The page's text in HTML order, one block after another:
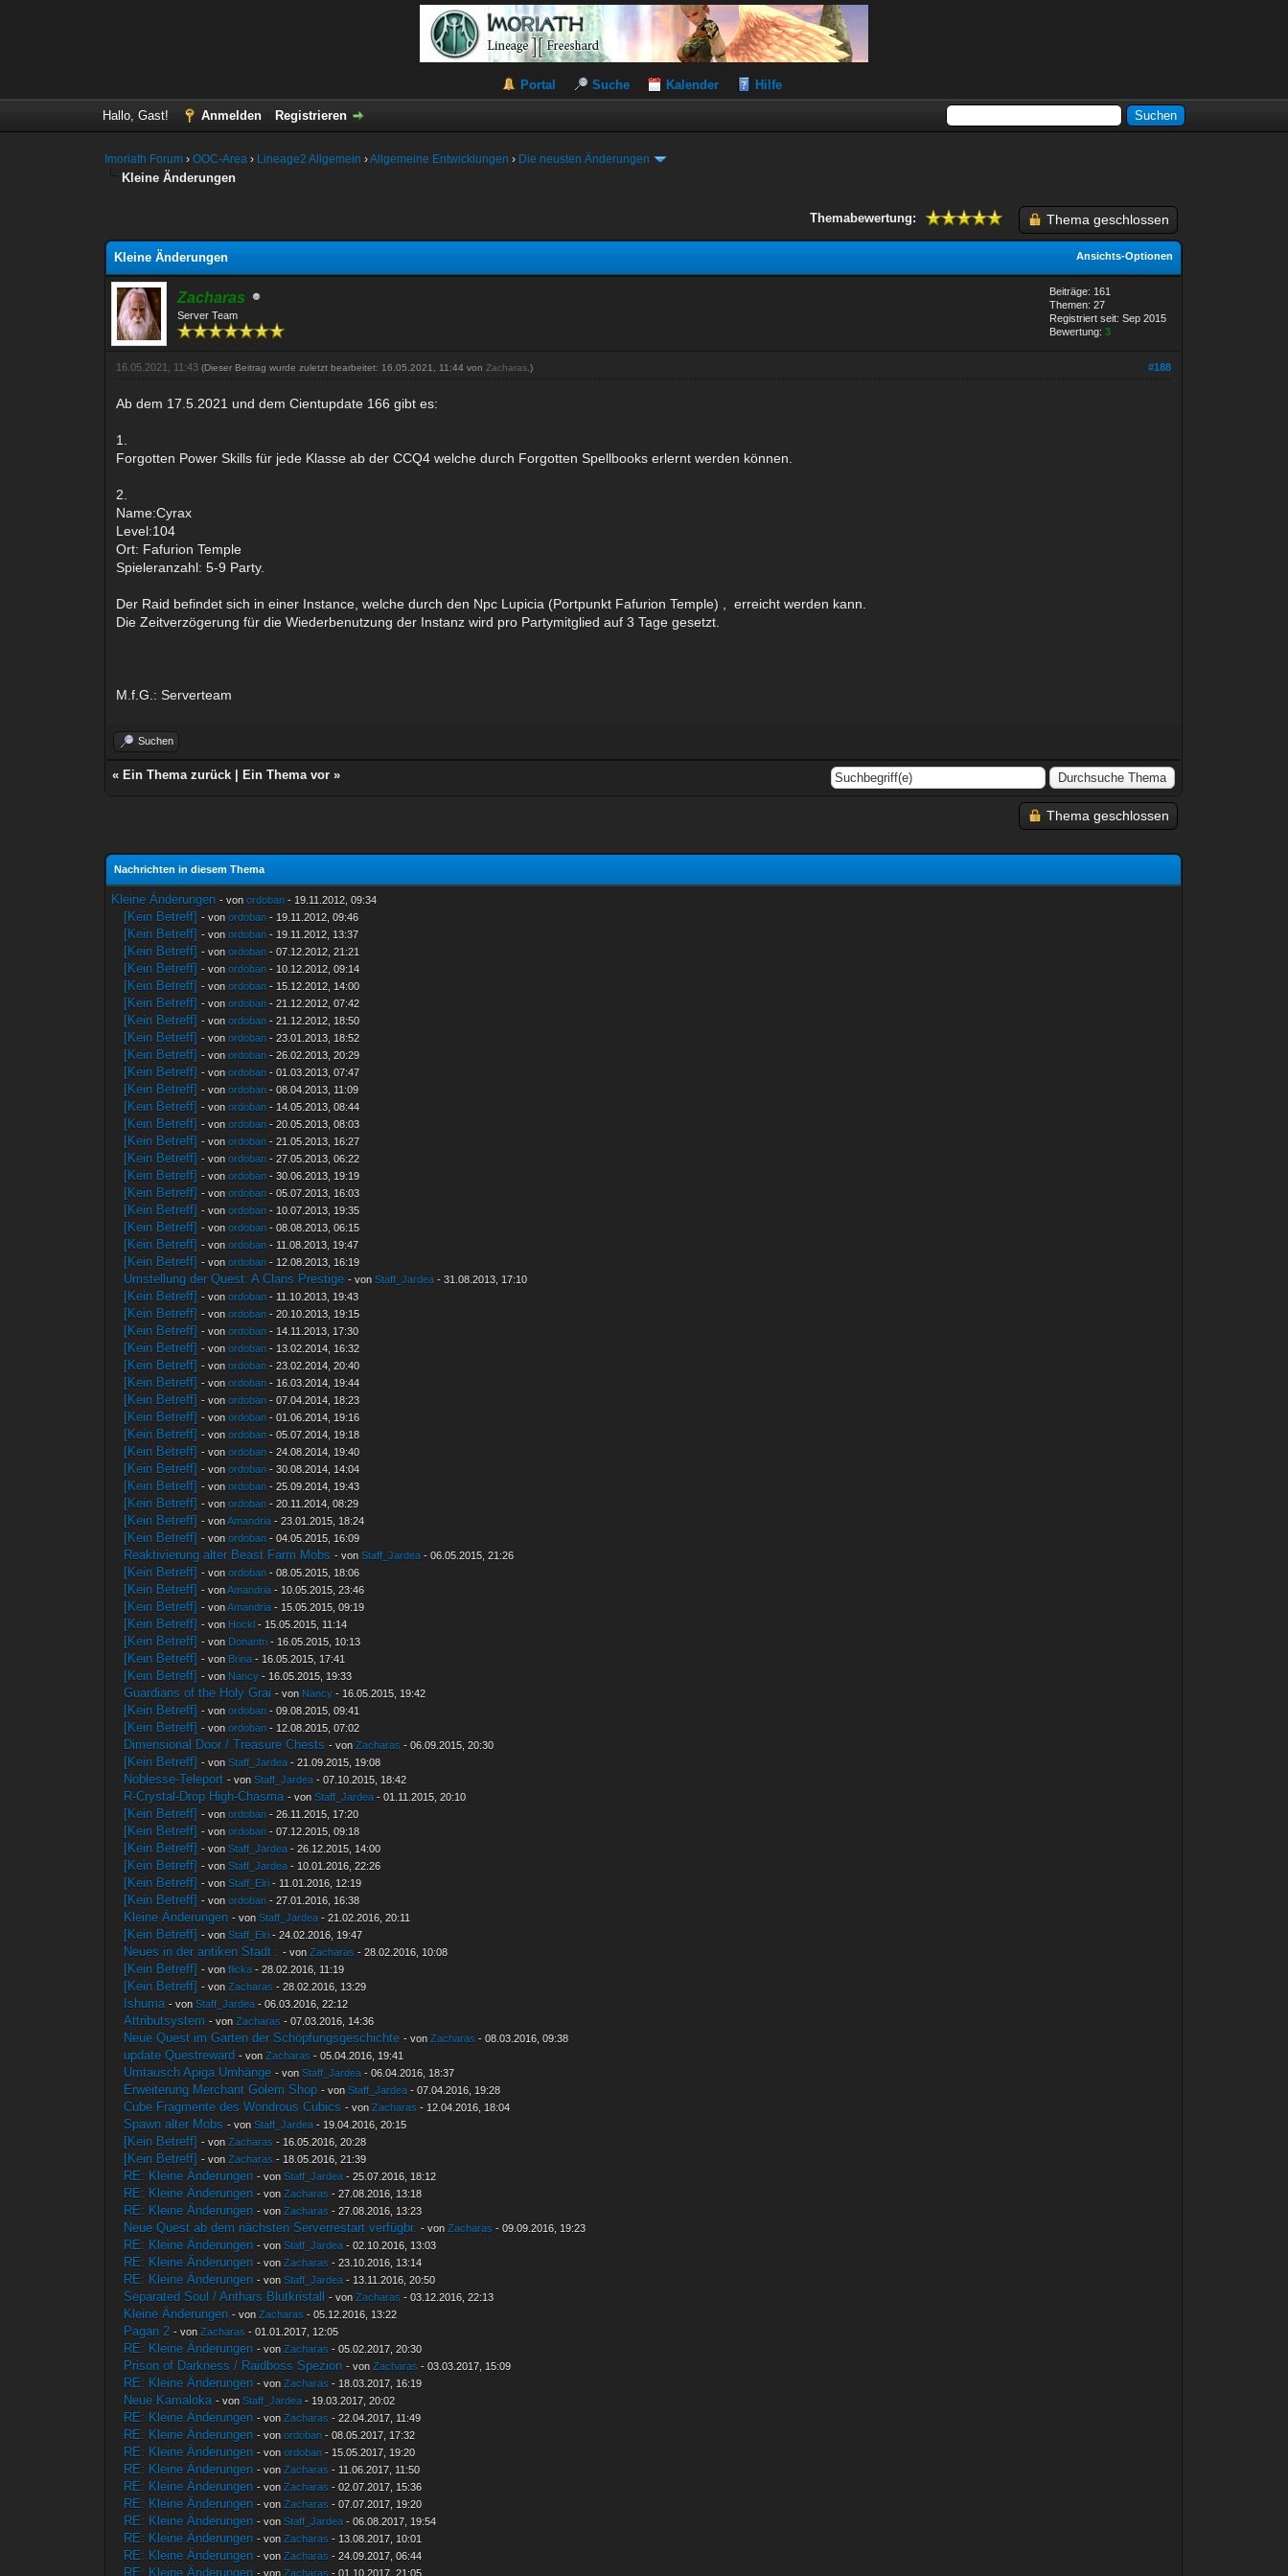
Portal Suche Kalender Hilfe
Hallo, Gast! Anmelden Registrieren
Imoriath Forum ›OOC-Area › Lineage2 Allgemein ›Allgemeine Entwicklungen › Die neusten Änderungen
Kleine Änderungen
Thema geschlossen
Themabewertung:
Ansichts-Optionen
Kleine Änderungen
Zacharas
Server Team
Beiträge: 161
Themen: 27
Registriert seit: Sep 2015
Bewertung:3
#188
16.05.2021, 11:43(Dieser Beitrag wurde zuletzt bearbeitet: 16.05.2021, 11:44 von Zacharas .)
Ab dem 17.5.2021 und dem Cientupdate 166 gibt es:
1.
Forgotten Power Skills für jede Klasse ab der CCQ4 welche durch Forgotten Spellbooks erlernt werden können.
2.
Name:Cyrax
Level:104
Ort: Fafurion Temple
Spieleranzahl: 5-9 Party.
Der Raid befindet sich in einer Instance, welche durch den Npc Lupicia (Portpunkt Fafurion Temple) , erreicht werden kann.
Die Zeitverzögerung für die Wiederbenutzung der Instanz wird pro Partymitglied auf 3 Tage gesetzt.
M.f.G.: Serverteam
Suchen
« Ein Thema zurück Ein Thema vor »
Thema geschlossen
Nachrichten in diesem Thema
Kleine Änderungen - vonordoban - 19.11.2012, 09:34
[Kein Betreff] - vonordoban - 19.11.2012, 09:46
[Kein Betreff] - vonordoban - 19.11.2012, 13:37
[Kein Betreff] - vonordoban - 07.12.2012, 21:21
[Kein Betreff] - vonordoban - 10.12.2012, 09:14
[Kein Betreff] - vonordoban - 15.12.2012, 14:00
[Kein Betreff] - vonordoban - 21.12.2012, 07:42
[Kein Betreff] - vonordoban - 21.12.2012, 18:50
[Kein Betreff] - vonordoban - 23.01.2013, 18:52
[Kein Betreff] - vonordoban - 26.02.2013, 20:29
[Kein Betreff] - vonordoban - 01.03.2013, 07:47
[Kein Betreff] - vonordoban - 08.04.2013, 11:09
[Kein Betreff] - vonordoban - 14.05.2013, 08:44
[Kein Betreff] - vonordoban - 20.05.2013, 08:03
[Kein Betreff] - vonordoban - 21.05.2013, 16:27
[Kein Betreff] - vonordoban - 27.05.2013, 06:22
[Kein Betreff] - vonordoban - 30.06.2013, 19:19
[Kein Betreff] - vonordoban - 05.07.2013, 16:03
[Kein Betreff] - vonordoban - 10.07.2013, 19:35
[Kein Betreff] - vonordoban - 08.08.2013, 06:15
[Kein Betreff] - vonordoban - 11.08.2013, 19:47
[Kein Betreff] - vonordoban - 12.08.2013, 16:19
Umstellung der Quest: A Clans Prestige - vonStaff_Jardea - 31.08.2013, 17:10
[Kein Betreff] - vonordoban - 11.10.2013, 19:43
[Kein Betreff] - vonordoban - 20.10.2013, 19:15
[Kein Betreff] - vonordoban - 14.11.2013, 17:30
[Kein Betreff] - vonordoban - 13.02.2014, 16:32
[Kein Betreff] - vonordoban - 23.02.2014, 20:40
[Kein Betreff] - vonordoban - 16.03.2014, 19:44
[Kein Betreff] - vonordoban - 07.04.2014, 18:23
[Kein Betreff] - vonordoban - 01.06.2014, 19:16
[Kein Betreff] - vonordoban - 05.07.2014, 19:18
[Kein Betreff] - vonordoban - 24.08.2014, 19:40
[Kein Betreff] - vonordoban - 30.08.2014, 14:04
[Kein Betreff] - vonordoban - 25.09.2014, 19:43
[Kein Betreff] - vonordoban - 20.11.2014, 08:29
[Kein Betreff] - vonAmandria - 23.01.2015, 18:24
[Kein Betreff] - vonordoban - 04.05.2015, 16:09
Reaktivierung alter Beast Farm Mobs - vonStaff_Jardea - 06.05.2015, 21:26
[Kein Betreff] - vonordoban - 08.05.2015, 18:06
[Kein Betreff] - vonAmandria - 10.05.2015, 23:46
[Kein Betreff] - vonAmandria - 15.05.2015, 09:19
[Kein Betreff] - von Hockl - 15.05.2015, 11:14
[Kein Betreff] - von Donantri - 16.05.2015, 10:13
[Kein Betreff] - von Brina - 16.05.2015, 17:41
[Kein Betreff] - von Nancy - 16.05.2015, 19:33
Guardians of the Holy Grai - von Nancy - 16.05.2015, 19:42
[Kein Betreff] - vonordoban - 09.08.2015, 09:41
[Kein Betreff] - vonordoban - 12.08.2015, 07:02
Dimensional Door / Treasure Chests - vonZacharas - 06.09.2015, 20:30
[Kein Betreff] - vonStaff_Jardea - 21.09.2015, 19:08
Noblesse-Teleport - vonStaff_Jardea - 07.10.2015, 18:42
R-Crystal-Drop High-Chasma - vonStaff_Jardea - 01.11.2015, 20:10
[Kein Betreff] - vonordoban - 26.11.2015, 17:20
[Kein Betreff] - vonordoban - 07.12.2015, 09:18
[Kein Betreff] - vonStaff_Jardea - 26.12.2015, 14:00
[Kein Betreff] - vonStaff_Jardea - 10.01.2016, 22:26
[Kein Betreff] - vonStaff_Elri - 11.01.2016, 12:19
[Kein Betreff] - vonordoban - 27.01.2016, 16:38
Kleine Änderungen - vonStaff_Jardea - 21.02.2016, 20:11
[Kein Betreff] - vonStaff_Elri - 24.02.2016, 19:47
Neues in der antiken Stadt : - vonZacharas - 28.02.2016, 10:08
[Kein Betreff] - vonflicka - 28.02.2016, 11:19
[Kein Betreff] - vonZacharas - 28.02.2016, 13:29
Ishuma - vonStaff_Jardea - 06.03.2016, 22:12
Attributsystem - vonZacharas - 07.03.2016, 14:36
Neue Quest im Garten der Schöpfungsgeschichte - vonZacharas - 08.03.2016, 09:38
update Questreward - vonZacharas - 05.04.2016, 19:41
Umtausch Apiga Umhänge - vonStaff_Jardea - 06.04.2016, 18:37
Erweiterung Merchant Golem Shop - vonStaff_Jardea - 07.04.2016, 19:28
Cube Fragmente des Wondrous Cubics - vonZacharas - 12.04.2016, 18:04
Spawn alter Mobs - vonStaff_Jardea - 19.04.2016, 20:15
[Kein Betreff] - vonZacharas - 16.05.2016, 20:28
[Kein Betreff] - vonZacharas - 18.05.2016, 21:39
RE: Kleine Änderungen - vonStaff_Jardea - 25.07.2016, 18:12
RE: Kleine Änderungen - vonZacharas - 27.08.2016, 13:18
RE: Kleine Änderungen - vonZacharas - 27.08.2016, 13:23
Neue Quest ab dem nächsten Serverrestart verfügbr. - vonZacharas - 09.09.2016, 19:23
RE: Kleine Änderungen - vonStaff_Jardea - 02.10.2016, 13:03
RE: Kleine Änderungen - vonZacharas - 23.10.2016, 13:14
RE: Kleine Änderungen - vonStaff_Jardea - 13.11.2016, 20:50
Separated Soul / Anthars Blutkristall - vonZacharas - 03.12.2016, 22:13
Kleine Änderungen - vonZacharas - 05.12.2016, 13:22
Pagan 2 - vonZacharas - 01.01.2017, 12:05
RE: Kleine Änderungen - vonZacharas - 05.02.2017, 20:30
Prison of Darkness / Raidboss Spezion - vonZacharas - 03.03.2017, 15:09
RE: Kleine Änderungen - vonZacharas - 18.03.2017, 16:19
Neue Kamaloka - vonStaff_Jardea - 19.03.2017, 20:02
RE: Kleine Änderungen - vonZacharas - 22.04.2017, 11:49
RE: Kleine Änderungen - vonordoban - 08.05.2017, 17:32
RE: Kleine Änderungen - vonordoban - 15.05.2017, 19:20
RE: Kleine Änderungen - vonZacharas - 11.06.2017, 11:50
RE: Kleine Änderungen - vonZacharas - 02.07.2017, 15:36
RE: Kleine Änderungen - vonZacharas - 07.07.2017, 19:20
RE: Kleine Änderungen - vonStaff_Jardea - 06.08.2017, 19:54
RE: Kleine Änderungen - vonZacharas - 13.08.2017, 10:01
RE: Kleine Änderungen - vonZacharas - 24.09.2017, 06:44
RE: Kleine Änderungen - vonZacharas - 01.10.2017, 21:05